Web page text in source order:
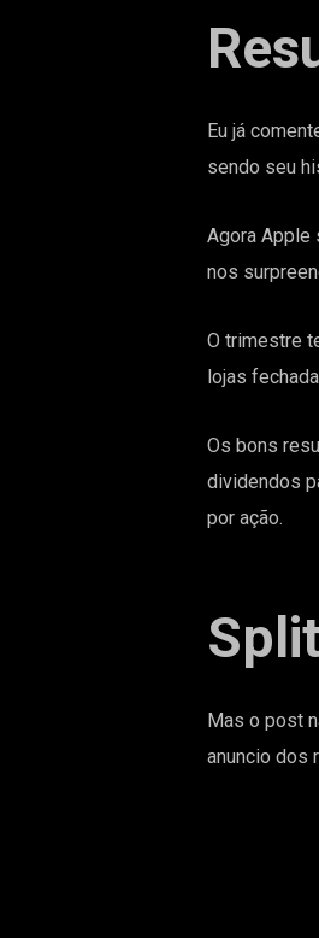
Eu já
sendo seu
Agora Apple
nos
O trimestre
lojas
Os bons
dividendos
por ação.
Mas o post
anuncio dos